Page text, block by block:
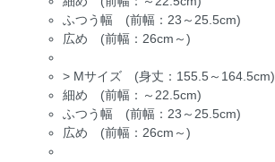
ふつう幅 (前幅：23～25.5cm)
広め (前幅：26cm～)
> Mサイズ (身丈：155.5～164.5cm)
細め (前幅：～22.5cm)
ふつう幅 (前幅：23～25.5cm)
広め (前幅：26cm～)